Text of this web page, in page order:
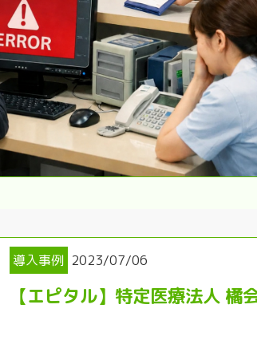
導入事例 2023/07/06
【エピタル】特定医療法人